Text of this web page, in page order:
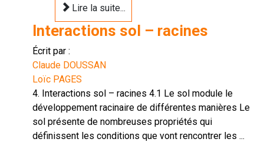
Lire la suite...
Interactions sol – racines
Écrit par :
Claude DOUSSAN
Loïc PAGES
4. Interactions sol – racines 4.1 Le sol module le
développement racinaire de différentes manières Le
sol présente de nombreuses propriétés qui
définissent les conditions que vont rencontrer les ...